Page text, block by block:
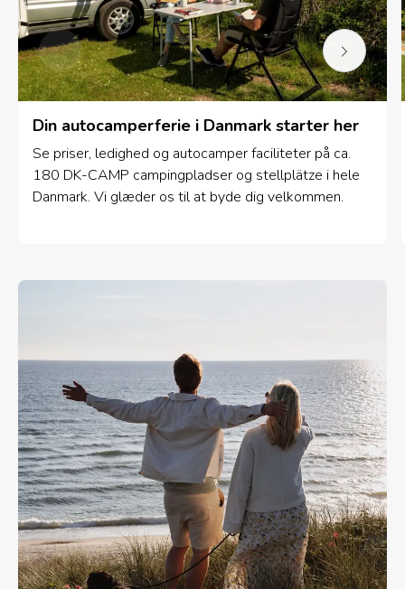
Din autocamperferie i Danmark starter her
Se priser, ledighed og autocamper faciliteter på ca.
180 DK-CAMP campingpladser og stellplätze i hele
Danmark. Vi glæder os til at byde dig velkommen.